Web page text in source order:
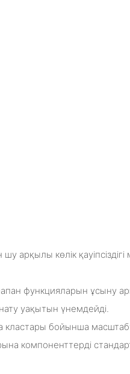
арқылы көлік қауіпсіздігі
функцияларын ұсыну
уақытын үнемдейді.
кластары бойынша
компоненттерді